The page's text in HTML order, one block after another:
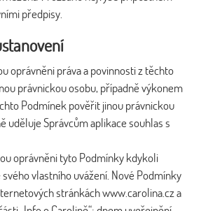
předpisy.
oprávněni práva a povinnosti z těchto
právnickou osobu, případně výkonem
Podmínek pověřit jinou právnickou
uděluje Správcům aplikace souhlas s
oprávněni tyto Podmínky kdykoli
vlastního uvážení. Nové Podmínky
stránkách www.carolina.cz a